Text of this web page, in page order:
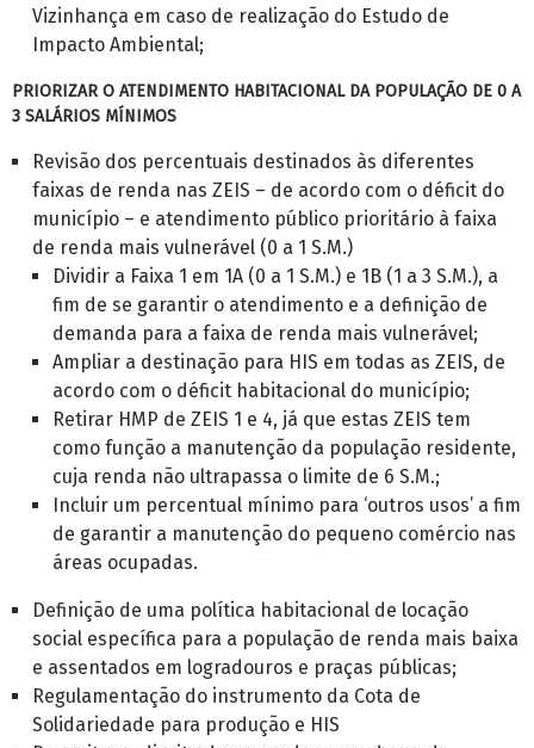
Vizinhança em caso de realização do Estudo de
Impacto Ambiental;
PRIORIZAR O ATENDIMENTO HABITACIONAL DA POPULAÇÃO DE 0 A
3 SALÁRIOS MÍNIMOS
Revisão dos percentuais destinados às diferentes
faixas de renda nas ZEIS – de acordo com o déficit do
município – e atendimento público prioritário à faixa
de renda mais vulnerável (0 a 1 S.M.)
Dividir a Faixa 1 em 1A (0 a 1 S.M.) e 1B (1 a 3 S.M.), a
fim de se garantir o atendimento e a definição de
demanda para a faixa de renda mais vulnerável;
Ampliar a destinação para HIS em todas as ZEIS, de
acordo com o déficit habitacional do município;
Retirar HMP de ZEIS 1 e 4, já que estas ZEIS tem
como função a manutenção da população residente,
cuja renda não ultrapassa o limite de 6 S.M.;
Incluir um percentual mínimo para ‘outros usos’ a fim
de garantir a manutenção do pequeno comércio nas
áreas ocupadas.
Definição de uma política habitacional de locação
social específica para a população de renda mais baixa
e assentados em logradouros e praças públicas;
Regulamentação do instrumento da Cota de
Solidariedade para produção e HIS